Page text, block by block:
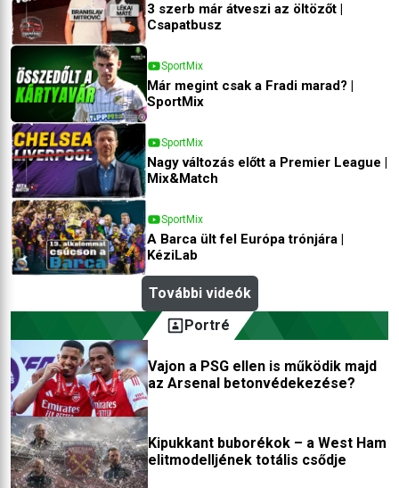
3 szerb már átveszi az öltözőt |
Csapatbusz
SportMix
Már megint csak a Fradi marad? |
SportMix
SportMix
Nagy változás előtt a Premier League |
Mix&Match
SportMix
A Barca ült fel Európa trónjára |
KéziLab
További videók
Portré
Vajon a PSG ellen is működik majd
az Arsenal betonvédekezése?
Kipukkant buborékok – a West Ham
elitmodelljének totális csődje